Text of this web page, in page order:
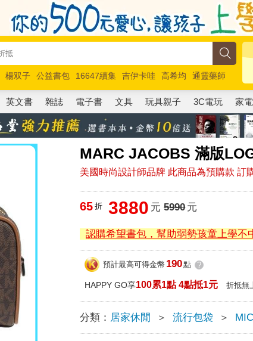
楊双子 公益書包 16647續集 吉伊卡哇 高希均
通靈藥師
攤新作 馬斯克 玩具總動員5 超慢跑
英文書 雜誌 電子書 文具 玩具親子 3C電玩 家電
MARC JACOBS 滿版
美國時尚設計師品牌 此商品為預購款 訂
65 折 3880 元 5990元
認購希望書包，幫助弱勢孩童上學不
預計最高可得金幣 190點 ?
HAPPY GO享100累1點 4點抵1元 折抵無
分類： 居家休閒 ＞ 流行包袋 ＞